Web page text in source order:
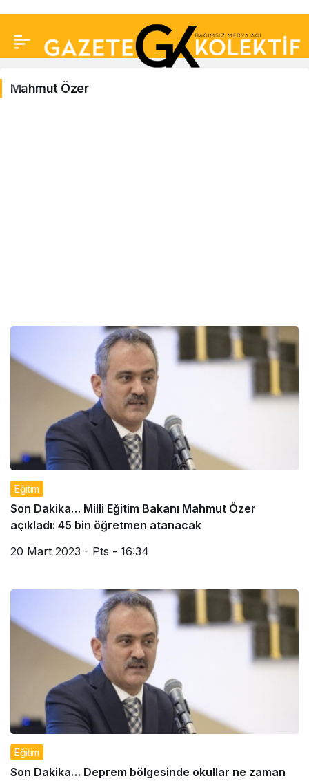
Mahmut
Mahmut Özer
Eğitim
Son Dakika… Milli Eğitim Bakanı Mahmut Özer
açıkladı: 45 bin öğretmen atanacak
20 Mart 2023 - Pts - 16:34
Eğitim
Son Dakika… Deprem bölgesinde okullar ne zaman